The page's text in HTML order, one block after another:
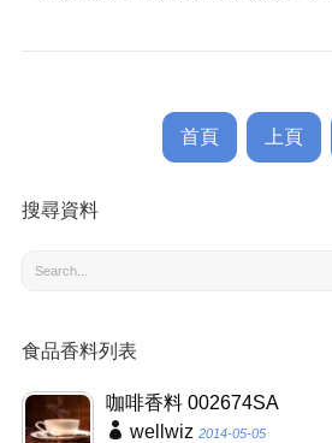
首頁 上頁
搜尋資料
食品香料列表
咖啡香料 002674SA
wellwiz 2014-05-05